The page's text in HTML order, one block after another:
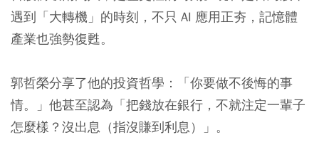
遇到「大轉機」的時刻，不只 AI 應用正夯，記憶體
產業也強勢復甦。
郭哲榮分享了他的投資哲學：「你要做不後悔的事
情。」他甚至認為「把錢放在銀行，不就注定一輩子
怎麼樣？沒出息（指沒賺到利息）」。